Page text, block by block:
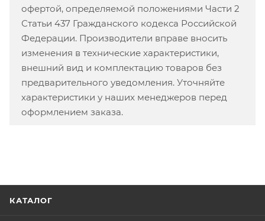
офертой, определяемой положениями Части 2
Статьи 437 Гражданского кодекса Российской
Федерации. Производители вправе вносить
изменения в технические характеристики,
внешний вид и комплектацию товаров без
предварительного уведомления. Уточняйте
характеристики у наших менеджеров перед
оформлением заказа.
КАТАЛОГ